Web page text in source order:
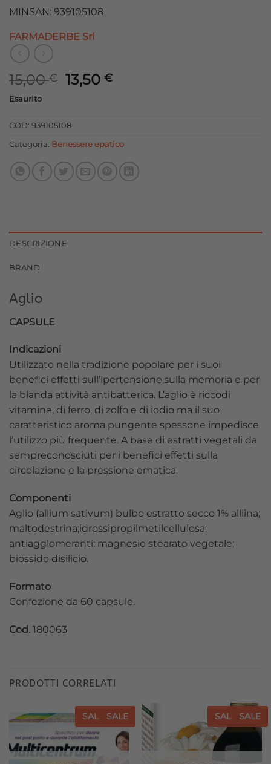
MINSAN: 939105108
FARMADERBE Srl
15,00€
Il
era:
15,00 €.
13,50€Il
13,50 €.
Esaurito
COD: 939105108
Categoria: Benessere epatico
DESCRIZIONE
BRAND
Aglio
CAPSULE
Indicazioni
Utilizzato nella tradizione popolare per i suoi
benefici effetti sull’ipertensione,sulla memoria e per
la blanda attività antibatterica. L’aglio è riccodi
vitamine, di ferro, di zolfo e di iodio ma il suo
caratteristico aroma pungente spessone impedisce
l’utilizzo più frequente. A base di estratti vegetali da
sempreconosciuti per i benefici effetti sulla
circolazione e la pressione ematica.
Componenti
Aglio (allium sativum) bulbo estratto secco 1% alliina;
maltodestrina;idrossipropilmetilcellulosa;
antiagglomeranti: magnesio stearato vegetale;
biossido disilicio.
Formato
Confezione da 60 capsule.
Cod. 180063
PRODOTTI CORRELATI
SALE SALE
Aggiungi
alla lista
SALE SALE
Aggiungi
dei